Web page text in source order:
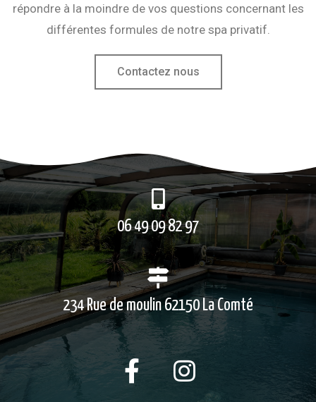
répondre à la moindre de vos questions concernant les
différentes formules de notre spa privatif.
Contactez nous
06 49 09 82 97
234 Rue de moulin 62150 La Comté